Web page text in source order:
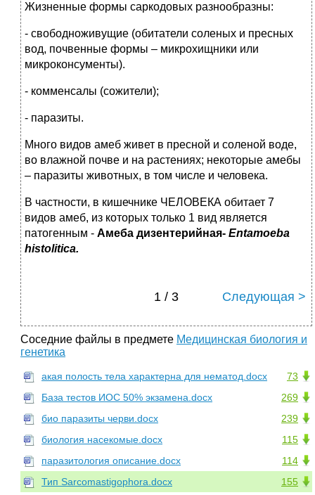
Жизненные формы саркодовых разнообразны:
- свободноживущие (обитатели соленых и пресных
вод, почвенные формы – микрохищники или
микроконсументы).
- комменсалы (сожители);
- паразиты.
Много видов амеб живет в пресной и соленой воде,
во влажной почве и на растениях; некоторые амебы
– паразиты животных, в том числе и человека.
В частности, в кишечнике ЧЕЛОВЕКА обитает 7
видов амеб, из которых только 1 вид является
патогенным - Амеба дизентерийная- Еntamoeba
histolitica.
1 / 3 Следующая >
Соседние файлы в предмете Медицинская биология и
генетика
73
акая полость тела характерна для нематод.docx
269
База тестов ИОС 50% экзамена.docx
239
био паразиты черви.docx
115
биология насекомые.docx
114
паразитология описание.docx
155
Тип Sarcomastigophora.docx